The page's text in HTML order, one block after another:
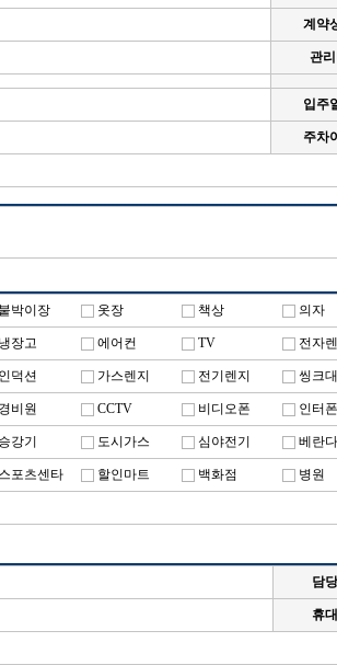
계약
관리
입주
주차
붙박이장 옷장 책상 의자
냉장고 에어컨 TV 전자
인덕션 가스렌지 전기렌지 씽크대
경비원 CCTV 비디오폰 인터폰
승강기 도시가스 심야전기 베란다
스포츠센타 할인마트 백화점 병원
담
휴